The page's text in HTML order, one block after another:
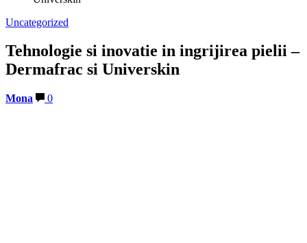
Uncategorized
Tehnologie si inovatie in ingrijirea pielii –
Dermafrac si Universkin
Mona 0